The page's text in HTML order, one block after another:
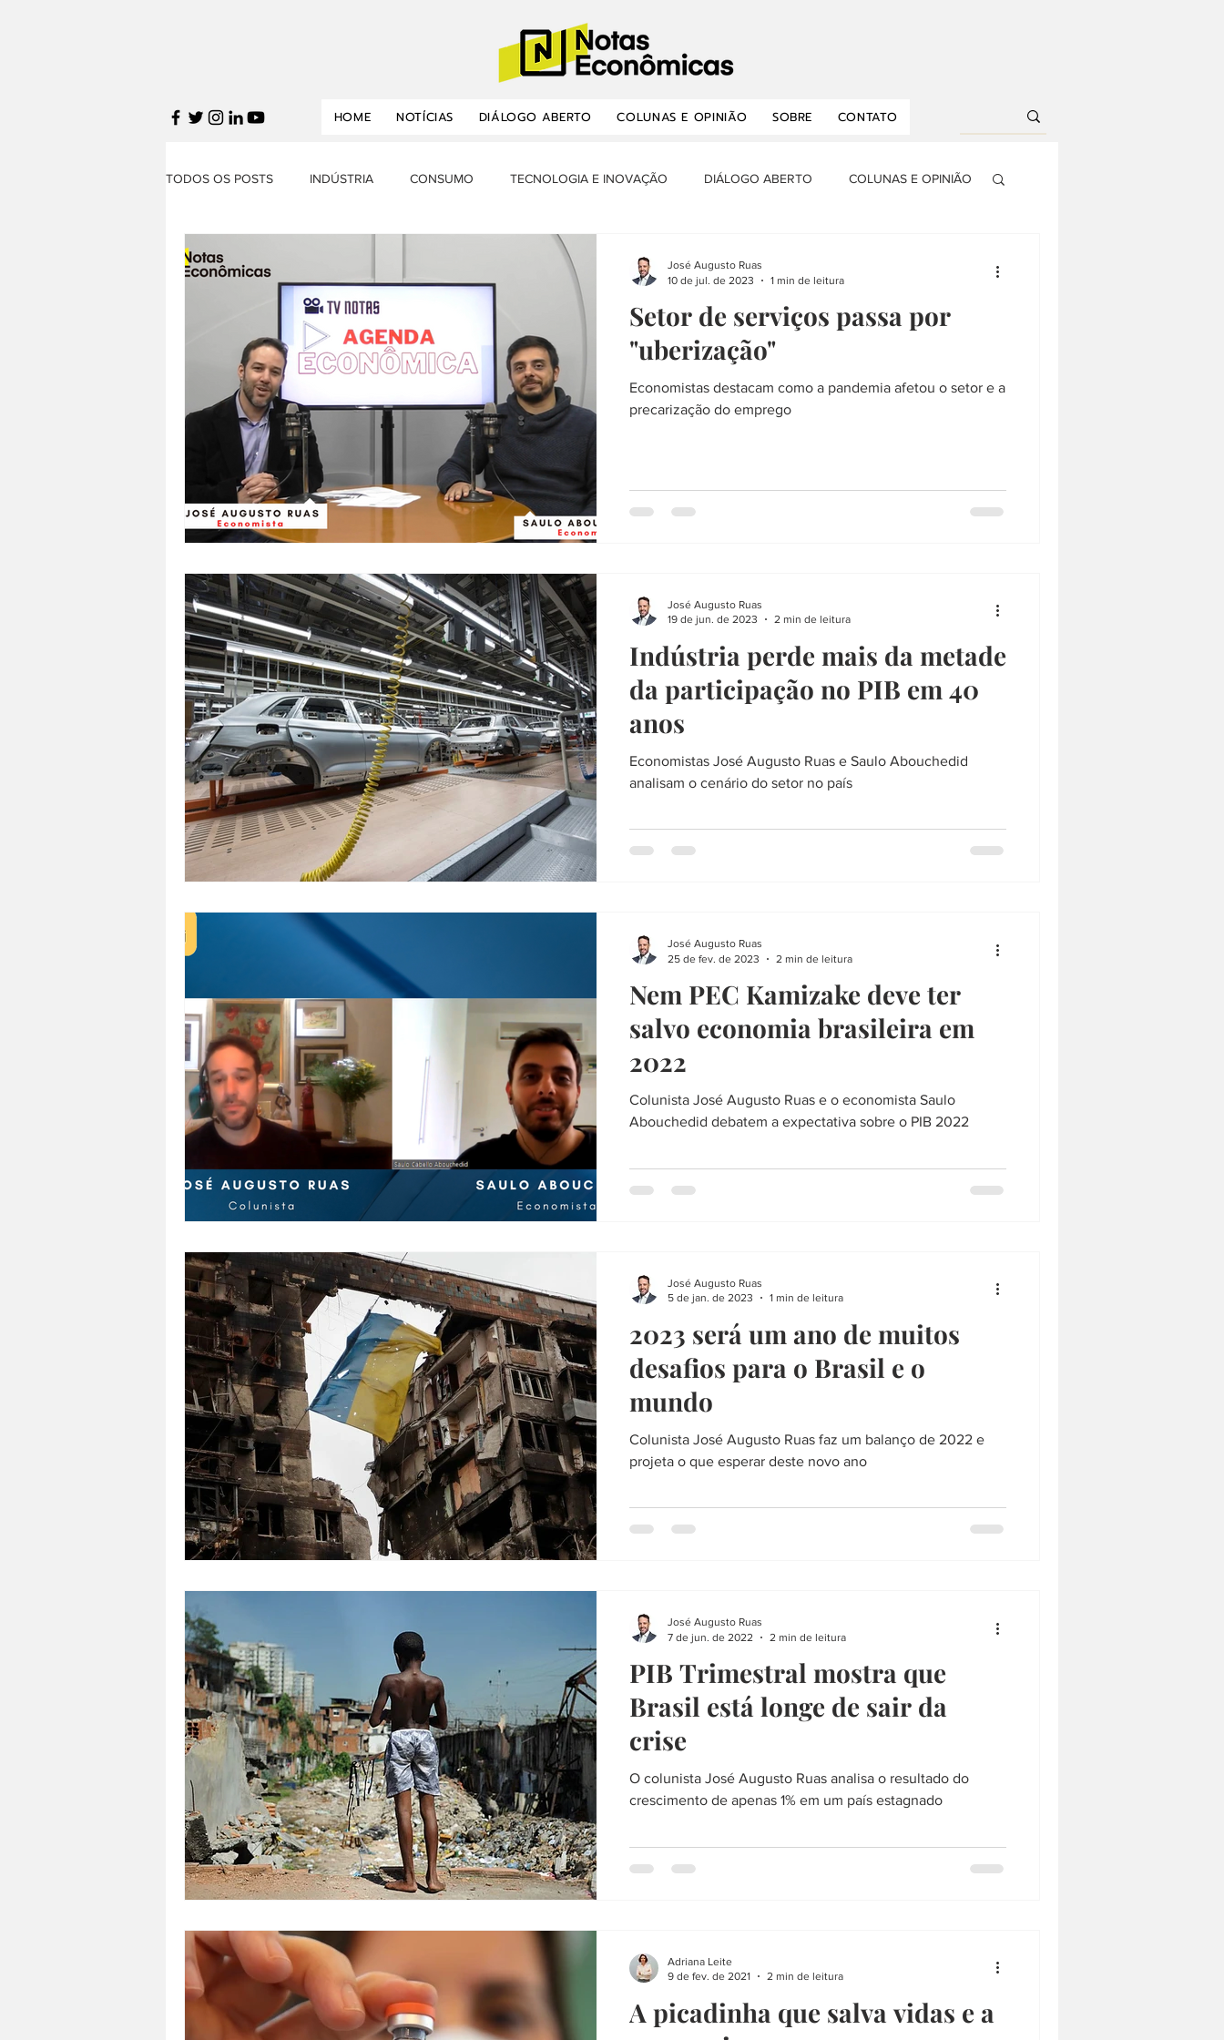
HOME NOTÍCIAS DIÁLOGO ABERTO COLUNAS E OPINIÃO SOBRE CONTATO
TODOS OS POSTS INDÚSTRIA CONSUMO TECNOLOGIA E INOVAÇÃO DIÁLOGO ABERTO COLUNAS E OPINIÃO
FINANÇAS TRANSPORTES E INFRAESTRUTURA
POLÍTICA ECONÔMICA E BALANÇA MERCADO DE TRABALHO MINHA HISTÓRIA DROPS
Setor de serviços passa por
"uberização"
Economistas destacam como a pandemia afetou o setor e a
precarização do emprego
José Augusto Ruas
10 de jul. de 2023
1 min de leitura
Indústria perde mais da metade
da participação no PIB em 40
anos
Economistas José Augusto Ruas e Saulo Abouchedid
analisam o cenário do setor no país
José Augusto Ruas
19 de jun. de 2023
2 min de leitura
Nem PEC Kamizake deve ter
salvo economia brasileira em
2022
Colunista José Augusto Ruas e o economista Saulo
Abouchedid debatem a expectativa sobre o PIB 2022
José Augusto Ruas
25 de fev. de 2023
2 min de leitura
2023 será um ano de muitos
desafios para o Brasil e o
mundo
Colunista José Augusto Ruas faz um balanço de 2022 e
projeta o que esperar deste novo ano
José Augusto Ruas
5 de jan. de 2023
1 min de leitura
PIB Trimestral mostra que
Brasil está longe de sair da
crise
O colunista José Augusto Ruas analisa o resultado do
crescimento de apenas 1% em um país estagnado
José Augusto Ruas
7 de jun. de 2022
2 min de leitura
A picadinha que salva vidas e a
Adriana Leite
9 de fev. de 2021
2 min de leitura